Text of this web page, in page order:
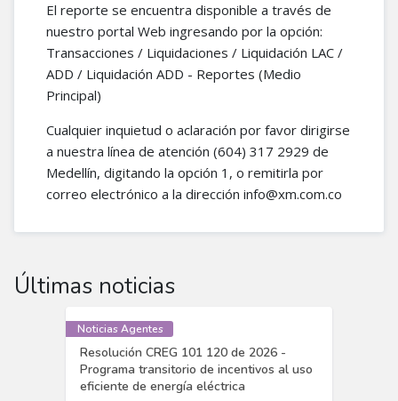
El reporte se encuentra disponible a través de
nuestro portal Web ingresando por la opción:
Transacciones / Liquidaciones / Liquidación LAC /
ADD / Liquidación ADD - Reportes (Medio
Principal)
Cualquier inquietud o aclaración por favor dirigirse
a nuestra línea de atención (604) 317 2929 de
Medellín, digitando la opción 1, o remitirla por
correo electrónico a la dirección info@xm.com.co
Últimas noticias
Noticias Agentes
Resolución CREG 101 120 de 2026 -
Programa transitorio de incentivos al uso
eficiente de energía eléctrica